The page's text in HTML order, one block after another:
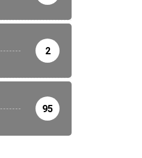
au Togo :...
2
95